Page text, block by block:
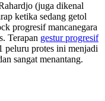
(juga dikenal
ketika sedang getol
progresif mancanegara
Terapan gestur progresif
peluru protes ini menjadi
sangat menantang.